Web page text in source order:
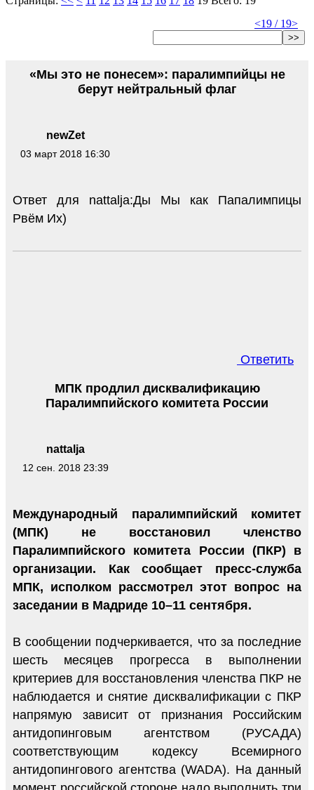
<19 / 19>
>>
newZet
03 март 2018 16:30
«Мы это не понесем»: паралимпийцы не
берут нейтральный флаг
Ответ для nattalja:Ды Мы как Папалимпицы
Рвём Их)
Ответить
nattalja
12 сен. 2018 23:39
МПК продлил дисквалификацию
Паралимпийского комитета России
Международный паралимпийский комитет
(МПК) не восстановил членство
Паралимпийского комитета России (ПКР) в
организации. Как сообщает пресс-служба
МПК, исполком рассмотрел этот вопрос на
заседании в Мадриде 10–11 сентября.
В сообщении подчеркивается, что за последние
шесть месяцев прогресса в выполнении
критериев для восстановления членства ПКР не
наблюдается и снятие дисквалификации с ПКР
напрямую зависит от признания Российским
антидопинговым агентством (РУСАДА)
соответствующим кодексу Всемирного
антидопингового агентства (WADA). На данный